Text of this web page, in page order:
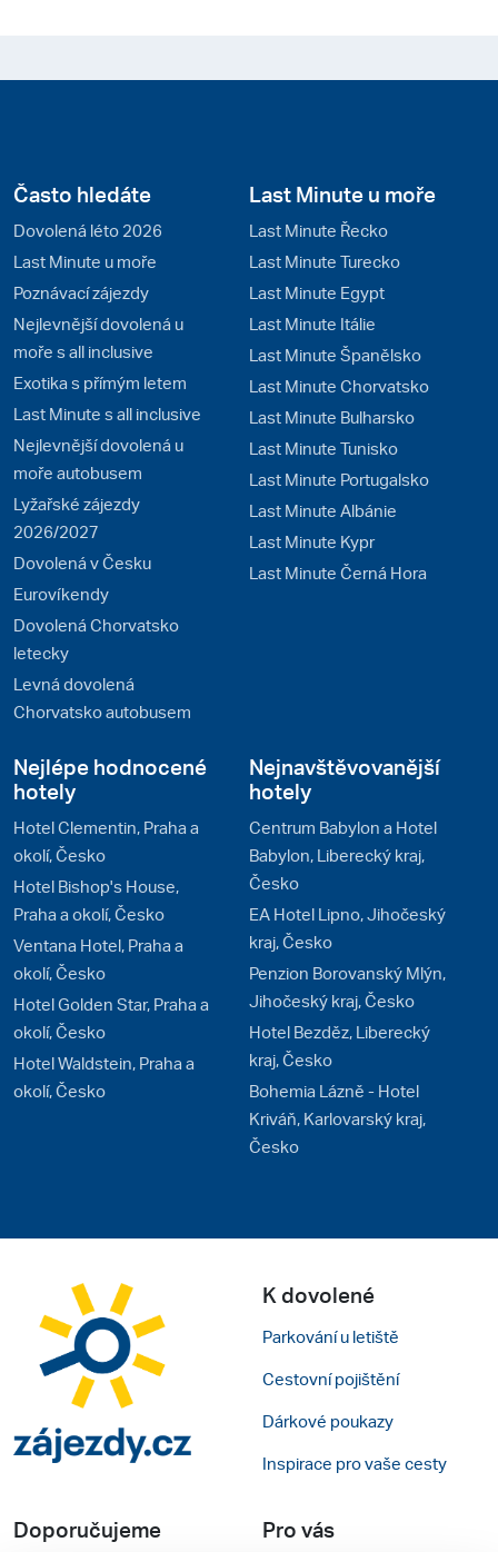
Často hledáte
Dovolená léto 2026
Last Minute u moře
Poznávací zájezdy
Nejlevnější dovolená u
moře s all inclusive
Exotika s přímým letem
Last Minute s all inclusive
Nejlevnější dovolená u
moře autobusem
Lyžařské zájezdy
2026/2027
Dovolená v Česku
Eurovíkendy
Dovolená Chorvatsko
letecky
Levná dovolená
Chorvatsko autobusem
Last Minute u moře
Last Minute Řecko
Last Minute Turecko
Last Minute Egypt
Last Minute Itálie
Last Minute Španělsko
Last Minute Chorvatsko
Last Minute Bulharsko
Last Minute Tunisko
Last Minute Portugalsko
Last Minute Albánie
Last Minute Kypr
Last Minute Černá Hora
Nejlépe hodnocené
hotely
Hotel Clementin, Praha a
okolí, Česko
Hotel Bishop's House,
Praha a okolí, Česko
Ventana Hotel, Praha a
okolí, Česko
Hotel Golden Star, Praha a
okolí, Česko
Hotel Waldstein, Praha a
okolí, Česko
Nejnavštěvovanější
hotely
Centrum Babylon a Hotel
Babylon, Liberecký kraj,
Česko
EA Hotel Lipno, Jihočeský
kraj, Česko
Penzion Borovanský Mlýn,
Jihočeský kraj, Česko
Hotel Bezděz, Liberecký
kraj, Česko
Bohemia Lázně - Hotel
Kriváň, Karlovarský kraj,
Česko
K dovolené
Parkování u letiště
Cestovní pojištění
Dárkové poukazy
Inspirace pro vaše cesty
Doporučujeme Pro vás